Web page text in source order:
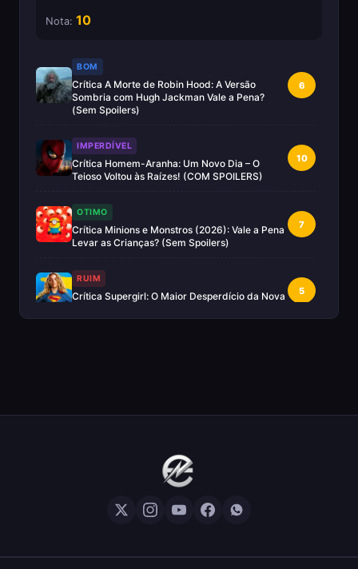
Nota: 10
BOM
Crítica A Morte de Robin Hood: A Versão
Sombria com Hugh Jackman Vale a Pena?
(Sem Spoilers)
6
IMPERDÍVEL
Crítica Homem-Aranha: Um Novo Dia – O
Teioso Voltou às Raízes! (COM SPOILERS)
10
OTIMO
Crítica Minions e Monstros (2026): Vale a Pena
Levar as Crianças? (Sem Spoilers)
7
RUIM
Crítica Supergirl: O Maior Desperdício da Nova
5
Crítica O Mandaloriano e Grogu: A Aventura
Perfeita de Star Wars? — Sem Spoilers
RUIM